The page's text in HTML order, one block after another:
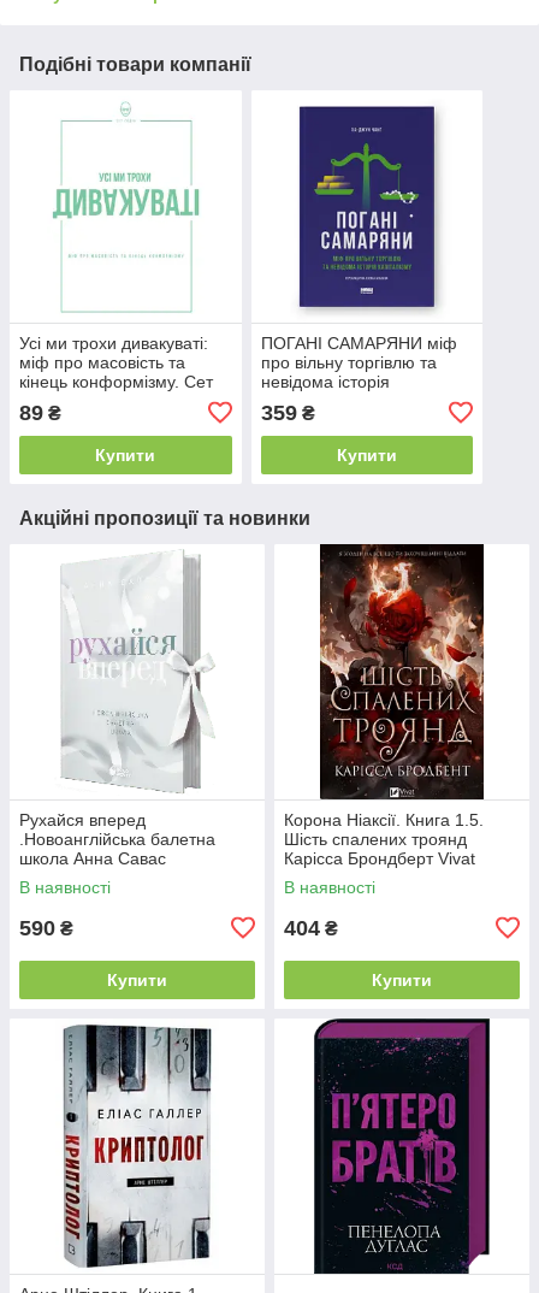
Подібні товари компанії
Усі ми трохи дивакуваті:
міф про масовість та
кінець конформізму. Сет
89 ₴
Купити
ПОГАНІ САМАРЯНИ міф
про вільну торгівлю та
невідома історія
капіталізму Ха-Джун Чанґ
Наш Формат
359₴
Купити
Акційні пропозиції та новинки
Рухайся вперед
.Новоанглійська балетна
школа Анна Савас
READBERRY
В наявності
590 ₴
Купити
Корона Ніаксії. Книга 1.5.
Шість спалених троянд
Карісса Брондберт Vivat
В наявності
404 ₴
Купити